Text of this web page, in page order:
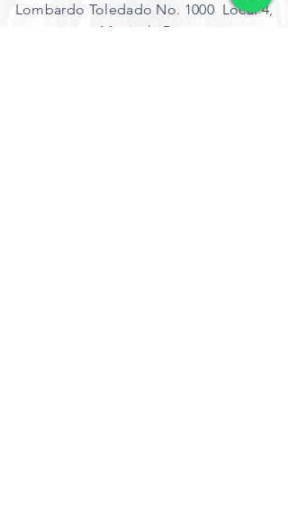
Lombardo Toledado No. 1000 Local 4,
Mexicali, B.c.